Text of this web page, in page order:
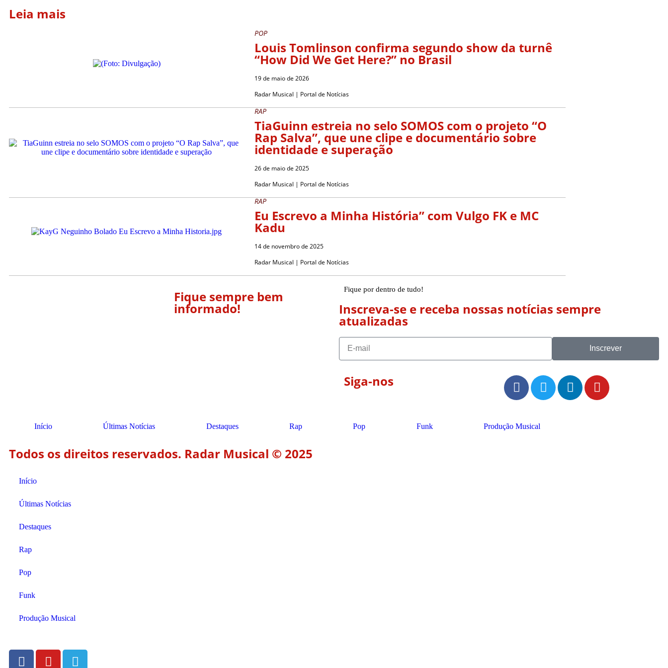
Leia mais
POP
Louis Tomlinson confirma segundo show da turnê
“How Did We Get Here?” no Brasil
19 de maio de 2026
Radar Musical | Portal de Notícias
RAP
TiaGuinn estreia no selo SOMOS com o projeto “O
Rap Salva”, que une clipe e documentário sobre
identidade e superação
26 de maio de 2025
Radar Musical | Portal de Notícias
RAP
Eu Escrevo a Minha História” com Vulgo FK e MC
Kadu
14 de novembro de 2025
Radar Musical | Portal de Notícias
Fique sempre bem
informado!
Fique por dentro de tudo!
Inscreva-se e receba nossas notícias sempre
atualizadas
Inscrever
Siga-nos
Início Últimas Notícias Destaques Rap Pop Funk Produção Musical
Todos os direitos reservados. Radar Musical © 2025
Início
Últimas Notícias
Destaques
Rap
Pop
Funk
Produção Musical